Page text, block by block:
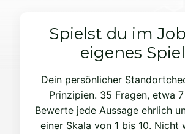
Spielst du im
eigenes
Dein persönlicher
Prinzipien. 35 Fragen, etwa
Bewerte jede Aussage ehrlich
einer Skala von 1 bis 10. Nicht